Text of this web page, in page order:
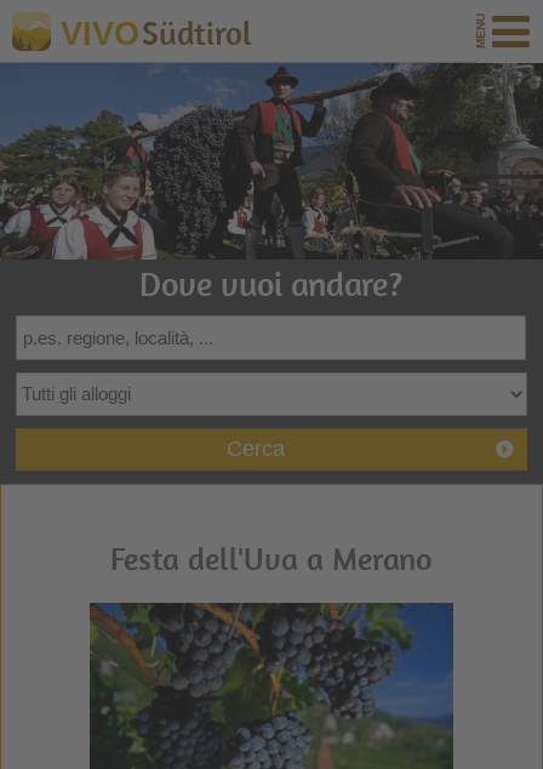
VIVOSüdtirol
Dove vuoi andare?
Cerca
Festa dell'Uva a Merano